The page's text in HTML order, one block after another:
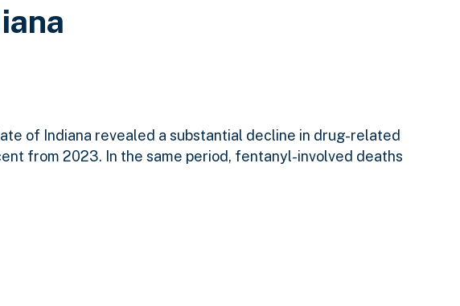
of Indiana revealed a substantial decline in drug-related
from 2023. In the same period, fentanyl-involved deaths